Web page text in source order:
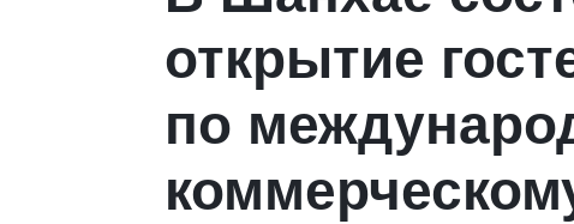
открытие
по